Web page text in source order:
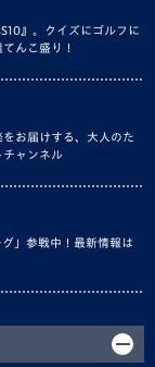
』。クイズにゴルフに
んこ盛り！
お届けする、大人のた
チャンネル
」参戦中！最新情報は